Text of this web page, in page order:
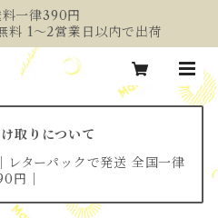
一律390円
料 1～2営業日以内で出荷
取りについて
ターパックで発送 全国一律
円│